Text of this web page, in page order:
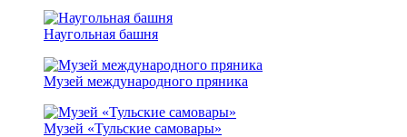
Наугольная башня
Музей международного пряника
Музей «Тульские самовары»